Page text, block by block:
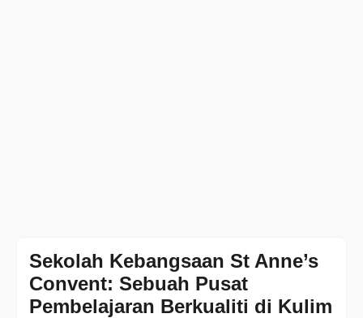
Sekolah Kebangsaan St Anne’s
Convent: Sebuah Pusat
Pembelajaran Berkualiti di Kulim